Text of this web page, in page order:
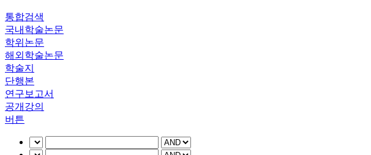
통합검색
국내학술논문
학위논문
해외학술논문
학술지
단행본
연구보고서
공개강의
버튼